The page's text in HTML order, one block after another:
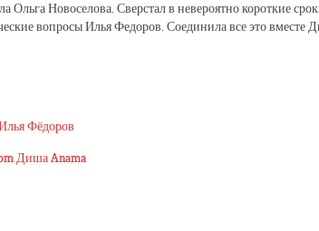
Ольга Новоселова. Сверстал в невероятно короткие
вопросы Илья Федоров. Соединила все это вместе
Фёдоров
Диша Anama